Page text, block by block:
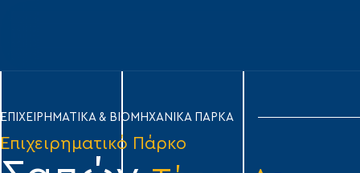
ΕΠΙΧΕΙΡΗΜΑΤΙΚΑ & ΒΙΟΜΗΧΑΝΙΚΑ ΠΑΡΚΑ
Επιχειρηματικό Πάρκο